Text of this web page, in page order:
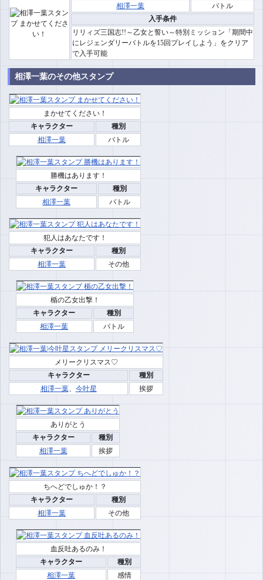
相澤一葉
バトル
入手条件
リリィズ三国志!!～乙女と誓い～特別ミッション「期間中
にレジェンダリーバトルを15回プレイしよう」をクリア
で入手可能
相澤一葉のその他スタンプ
まかせてください！
キャラクター
種別
相澤一葉
バトル
勝機はあります！
キャラクター
種別
相澤一葉
バトル
犯人はあなたです！
キャラクター
種別
相澤一葉
その他
楯の乙女出撃！
キャラクター
種別
相澤一葉
バトル
メリークリスマス♡
キャラクター
種別
相澤一葉、 今叶星 挨拶
ありがとう
キャラクター
種別
相澤一葉
挨拶
ちへどでしゅか！？
キャラクター
種別
相澤一葉
その他
血反吐あるのみ！
キャラクター
種別
相澤一葉
感情